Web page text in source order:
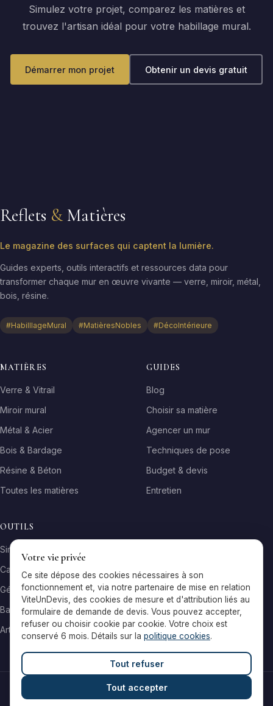
Simulez votre projet, comparez les matières et
trouvez l'artisan idéal pour votre habillage mural.
Démarrer mon projet Obtenir un devis gratuit
Reflets & Matières
Le magazine des surfaces qui captent la lumière.
Guides experts, outils interactifs et ressources data pour
transformer chaque mur en œuvre vivante — verre, miroir, métal,
bois, résine.
#HabilllageMural #MatièresNobles #DécoIntérieure
MATIÈRES
Verre & Vitrail
Miroir mural
Métal & Acier
Bois & Bardage
Résine & Béton
Toutes les matières
GUIDES
Blog
Choisir sa matière
Agencer un mur
Techniques de pose
Budget & devis
Entretien
OUTILS
Simulateur matière
Calculateur surface
Générateur galerie
Baromètre de prix
Artisans par ville
© 2026 Reflets & Matières — Tous droits réservés
Votre vie privée
Ce site dépose des cookies nécessaires à son
fonctionnement et, via notre partenaire de mise en relation
ViteUnDevis, des cookies de mesure et d'attribution liés au
formulaire de demande de devis. Vous pouvez accepter,
refuser ou choisir cookie par cookie. Votre choix est
conservé 6 mois. Détails sur la politique cookies.
Tout refuser
Tout accepter